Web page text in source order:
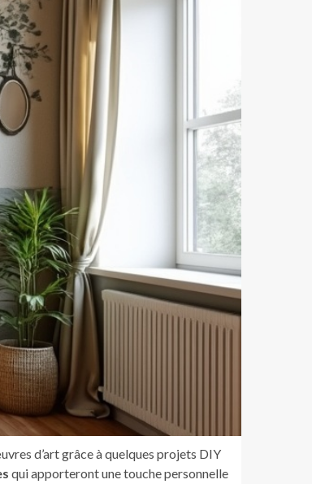
d’art grâce à quelques projets DIY
qui apporteront une touche personnelle